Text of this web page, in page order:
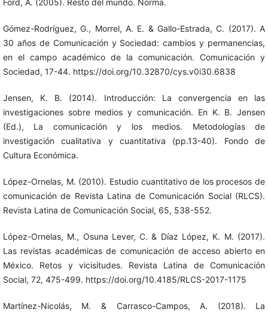
Ford, A. (2005). Resto del mundo. Norma.
Gómez-Rodríguez, G., Morrel, A. E. & Gallo-Estrada, C. (2017). A
30 años de Comunicación y Sociedad: cambios y permanencias,
en el campo académico de la comunicación. Comunicación y
Sociedad, 17-44. https://doi.org/10.32870/cys.v0i30.6838
Jensen, K. B. (2014). Introducción: La convergencia en las
investigaciones sobre medios y comunicación. En K. B. Jensen
(Ed.), La comunicación y los medios. Metodologías de
investigación cualitativa y cuantitativa (pp.13-40). Fondo de
Cultura Económica.
López-Ornelas, M. (2010). Estudio cuantitativo de los procesos de
comunicación de Revista Latina de Comunicación Social (RLCS).
Revista Latina de Comunicación Social, 65, 538-552.
López-Ornelas, M., Osuna Lever, C. & Díaz López, K. M. (2017).
Las revistas académicas de comunicación de acceso abierto en
México. Retos y vicisitudes. Revista Latina de Comunicación
Social, 72, 475-499. https://doi.org/10.4185/RLCS-2017-1175
Martínez-Nicolás, M. & Carrasco-Campos, A. (2018). La